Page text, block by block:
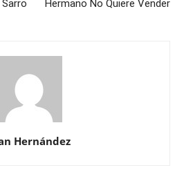
Hermano No Quiere Vender
Hernández